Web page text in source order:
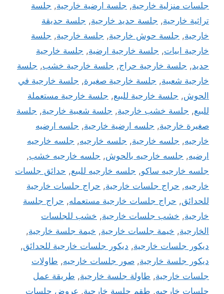
جلسات منزلية خارجية, جلسة ارضية خارجية, جلسة
تراثية خارجية, جلسة حديد خارجية, جلسة حديقة
خارجية, جلسة حوش خارجية, جلسة خارجية, جلسة
خارجية ابيات, جلسة خارجية ارضية, جلسة خارجية
حديد, جلسة خارجية حراج, جلسة خارجية خشب, جلسة
خارجية شعبية, جلسة خارجية صغيرة, جلسة خارجية في
الحوش, جلسة خارجية للبيع, جلسة خارجية مستعملة
للبيع, جلسة خشب خارجية, جلسة شعبية خارجية, جلسة
صغيرة خارجية, جلسه ارضية خارجية, جلسه ارضيه
خارجيه, جلسه خارجية, جلسه خارجيه, جلسه خارجيه
ارضيه, جلسه خارجيه بالحوش, جلسه خارجيه خشب,
جلسه خارجيه ساكو, جلسه خارجيه للبيع, حدائق جلسات
خارجيه, حراج جلسات خارجية, حراج جلسات خارجية
للحدائق, حراج جلسات خارجية مستعمله, حراج جلسة
خارجية, خشب جلسات خارجية, خشب للجلسات
الخارجية, خيمة جلسات خارجية, خيمة جلسة خارجية,
ديكور جلسات خارجية, ديكور جلسات خارجية للحدائق,
ديكور جلسة خارجية, صور جلسات خارجيه, طاولات
جلسات خارجية, طاولة جلسة خارجية, طريقة عمل
جلسات خارجيه, طقم جلسة خارجية, عروض جلسات